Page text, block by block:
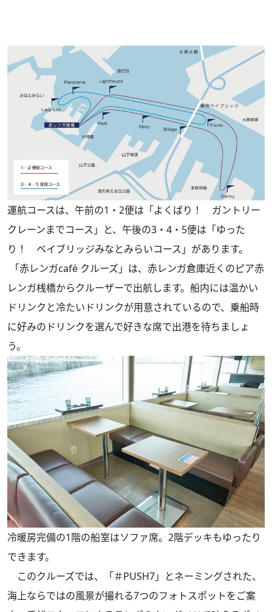
運航コースは、午前の1・2便は「よくばり！ ガントリー
クレーンまでコース」と、午後の3・4・5便は「ゆった
り！ ベイブリッジみなとみらいコース」があります。
「赤レンガcafé クルーズ」は、赤レンガ倉庫近くのピア赤
レンガ桟橋からクルーザーで出航します。船内には温かい
ドリンクと冷たいドリンクが用意されているので、乗船時
に好みのドリンクを選んで好きな席で出港を待ちましょ
う。
冷暖房完備の1階の船室はソファ席。2階デッキもゆったり
できます。
このクルーズでは、「＃PUSH7」とネーミングされた、
海上ならではの風景が撮れる7つのフォトスポットをご案